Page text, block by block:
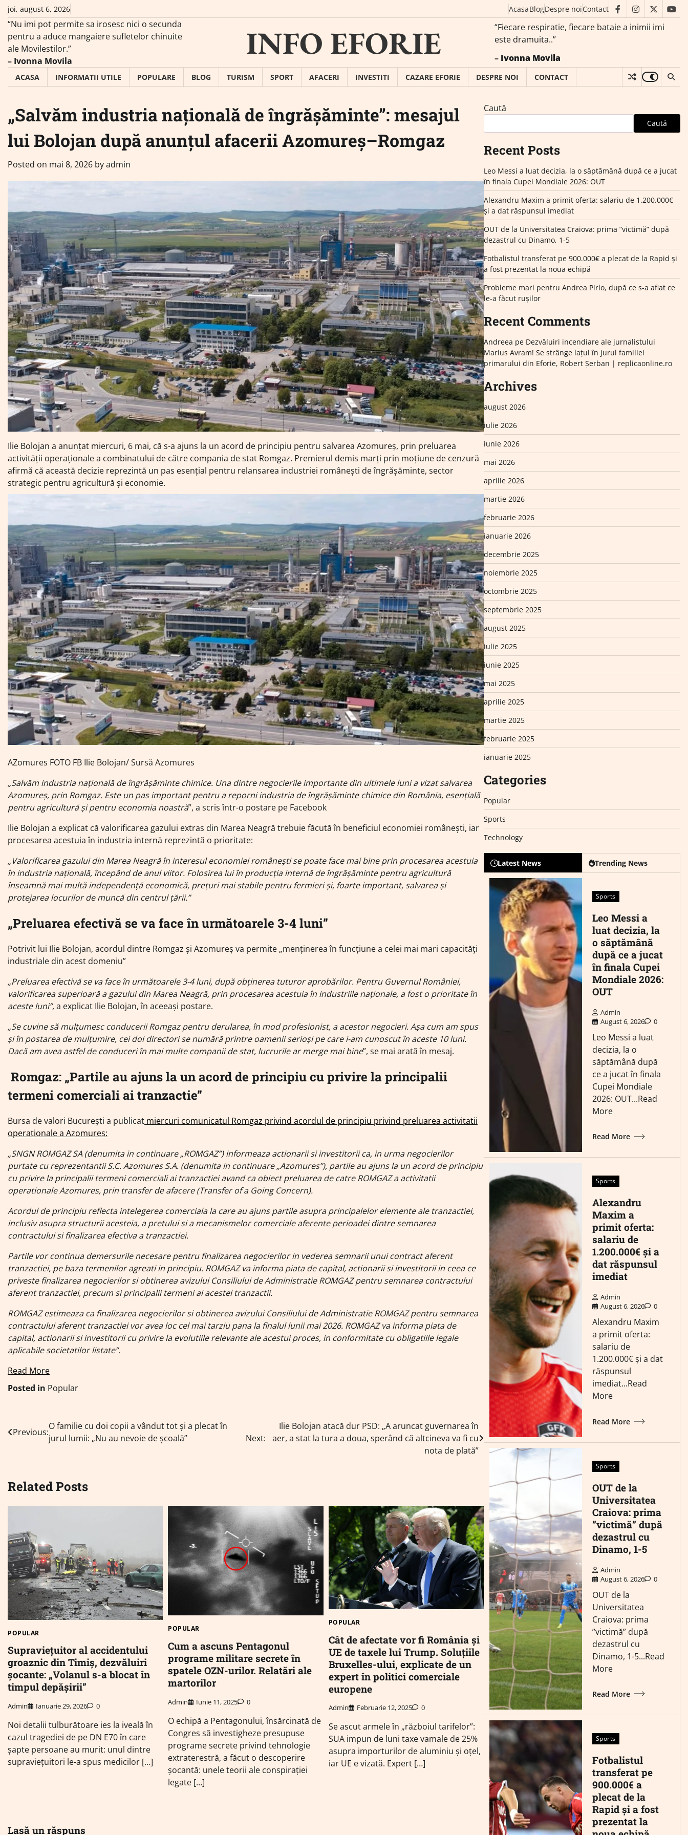
Skip
content
joi, august 6, 2026 AcasaBlogDespre noiContact facebookinstagram
twitter
“Nu imi pot permite sa irosesc nici o secunda
pentru a aduce mangaiere sufletelor chinuite
ale Movilestilor.”
– Ivonna Movila
INFO EFORIE
“Fiecare respiratie, fiecare bataie a inimii imi
este dramuita..”
– Ivonna Movila
ACASA INFORMATII UTILE POPULARE BLOG TURISM SPORT AFACERI INVESTITI CAZARE EFORIE DESPRE NOI CONTACT
„Salvăm industria națională de îngrășăminte”: mesajul
lui Bolojan după anunțul afacerii Azomureș–Romgaz
Posted on mai 8, 2026 byadmin
Ilie Bolojan a anunțat miercuri, 6 mai, că s-a ajuns la un acord de principiu pentru salvarea Azomureș, prin preluarea
activității operaționale a combinatului de către compania de stat Romgaz. Premierul demis marți prin moțiune de cenzură
afirmă că această decizie reprezintă un pas esențial pentru relansarea industriei românești de îngrășăminte, sector
strategic pentru agricultură și economie.
AZomures FOTO FB Ilie Bolojan/ Sursă Azomures
„Salvăm industria națională de îngrășăminte chimice. Una dintre negocierile importante din ultimele luni a vizat salvarea
Azomureș, prin Romgaz. Este un pas important pentru a reporni industria de îngrășăminte chimice din România, esențială
pentru agricultură și pentru economia noastră”, a scris într-o postare pe Facebook
Ilie Bolojan a explicat că valorificarea gazului extras din Marea Neagră trebuie făcută în beneficiul economiei românești, iar
procesarea acestuia în industria internă reprezintă o prioritate:
„Valorificarea gazului din Marea Neagră în interesul economiei românești se poate face mai bine prin procesarea acestuia
în industria națională, începând de anul viitor. Folosirea lui în producția internă de îngrășăminte pentru agricultură
înseamnă mai multă independență economică, prețuri mai stabile pentru fermieri și, foarte important, salvarea și
protejarea locurilor de muncă din centrul țării.”
„Preluarea efectivă se va face în următoarele 3-4 luni”
Potrivit lui Ilie Bolojan, acordul dintre Romgaz și Azomureș va permite „menținerea în funcțiune a celei mai mari capacități
industriale din acest domeniu”
„Preluarea efectivă se va face în următoarele 3-4 luni, după obținerea tuturor aprobărilor. Pentru Guvernul României,
valorificarea superioară a gazului din Marea Neagră, prin procesarea acestuia în industriile naționale, a fost o prioritate în
aceste luni”,a explicat Ilie Bolojan, în aceeași postare.
„Se cuvine să mulțumesc conducerii Romgaz pentru derularea, în mod profesionist, a acestor negocieri. Așa cum am spus
și în postarea de mulțumire, cei doi directori se numără printre oamenii serioși pe care i-am cunoscut în aceste 10 luni.
Dacă am avea astfel de conduceri în mai multe companii de stat, lucrurile ar merge mai bine”, se mai arată în mesaj.
Romgaz: „Partile au ajuns la un acord de principiu cu privire la principalii
termeni comerciali ai tranzactie”
Bursa de valori București a publicat miercuri comunicatul Romgaz privind acordul de principiu privind preluarea activitatii
operationale a Azomures:
„SNGN ROMGAZ SA (denumita in continuare „ROMGAZ”) informeaza actionarii si investitorii ca, in urma negocierilor
purtate cu reprezentantii S.C. Azomures S.A. (denumita in continuare „Azomures”), partile au ajuns la un acord de principiu
cu privire la principalii termeni comerciali ai tranzactiei avand ca obiect preluarea de catre ROMGAZ a activitatii
operationale Azomures, prin transfer de afacere (Transfer of a Going Concern).
Acordul de principiu reflecta intelegerea comerciala la care au ajuns partile asupra principalelor elemente ale tranzactiei,
inclusiv asupra structurii acesteia, a pretului si a mecanismelor comerciale aferente perioadei dintre semnarea
contractului si finalizarea efectiva a tranzactiei.
Partile vor continua demersurile necesare pentru finalizarea negocierilor in vederea semnarii unui contract aferent
tranzactiei, pe baza termenilor agreati in principiu. ROMGAZ va informa piata de capital, actionarii si investitorii in ceea ce
priveste finalizarea negocierilor si obtinerea avizului Consiliului de Administratie ROMGAZ pentru semnarea contractului
aferent tranzactiei, precum si principalii termeni ai acestei tranzactii.
ROMGAZ estimeaza ca finalizarea negocierilor si obtinerea avizului Consiliului de Administratie ROMGAZ pentru semnarea
contractului aferent tranzactiei vor avea loc cel mai tarziu pana la finalul lunii mai 2026. ROMGAZ va informa piata de
capital, actionarii si investitorii cu privire la evolutiile relevante ale acestui proces, in conformitate cu obligatiile legale
aplicabile societatilor listate”.
Read More
Posted in Popular
Navigare
Previous:
O familie cu doi copii a vândut tot și a plecat în
jurul lumii: „Nu au nevoie de școală”
Next:
Ilie Bolojan atacă dur PSD: „A aruncat guvernarea în
aer, a stat la tura a doua, sperând că altcineva va fi cu
nota de plată”
Related Posts
POPULAR
Supraviețuitor al accidentului
groaznic din Timiș, dezvăluiri
șocante: „Volanul s-a blocat în
timpul depășirii”
Admin Ianuarie 29, 2026 0
Noi detalii tulburătoare ies la iveală în
cazul tragediei de pe DN E70 în care
șapte persoane au murit: unul dintre
supraviețuitori le-a spus medicilor […]
POPULAR
Cum a ascuns Pentagonul
programe militare secrete în
spatele OZN-urilor. Relatări ale
martorilor
Admin Iunie 11, 2025 0
O echipă a Pentagonului, însărcinată de
Congres să investigheze presupuse
programe secrete privind tehnologie
extraterestră, a făcut o descoperire
șocantă: unele teorii ale conspirației
legate […]
POPULAR
Cât de afectate vor fi România și
UE de taxele lui Trump. Soluțiile
Bruxelles-ului, explicate de un
expert în politici comerciale
europene
Admin Februarie 12, 2025 0
Se ascut armele în „războiul tarifelor”:
SUA impun de luni taxe vamale de 25%
asupra importurilor de aluminiu și oțel,
iar UE e vizată. Expert […]
Lasă un răspuns
Caută
Caută
Recent Posts
Leo Messi a luat decizia, la o săptămână după ce a jucat
în finala Cupei Mondiale 2026: OUT
Alexandru Maxim a primit oferta: salariu de 1.200.000€
și a dat răspunsul imediat
OUT de la Universitatea Craiova: prima ”victimă” după
dezastrul cu Dinamo, 1-5
Fotbalistul transferat pe 900.000€ a plecat de la Rapid și
a fost prezentat la noua echipă
Probleme mari pentru Andrea Pirlo, după ce s-a aflat ce
le-a făcut rușilor
Recent Comments
Andreea pe Dezvăluiri incendiare ale jurnalistului
Marius Avram! Se strânge lațul în jurul familiei
primarului din Eforie, Robert Șerban | replicaonline.ro
Archives
august 2026
iulie 2026
iunie 2026
mai 2026
aprilie 2026
martie 2026
februarie 2026
ianuarie 2026
decembrie 2025
noiembrie 2025
octombrie 2025
septembrie 2025
august 2025
iulie 2025
iunie 2025
mai 2025
aprilie 2025
martie 2025
februarie 2025
ianuarie 2025
Categories
Popular
Sports
Technology
Latest News Trending News
Sports
Leo Messi a
luat decizia, la
o săptămână
după ce a jucat
în finala Cupei
Mondiale 2026:
OUT
Admin
August 6, 2026
0
Leo Messi a luat
decizia, la o
săptămână după
ce a jucat în finala
Cupei Mondiale
2026: OUT...Read
More
Read More
Sports
Alexandru
Maxim a
primit oferta:
salariu de
1.200.000€ și a
dat răspunsul
imediat
Admin
August 6, 2026
0
Alexandru Maxim
a primit oferta:
salariu de
1.200.000€ și a dat
răspunsul
imediat...Read
More
Read More
Sports
OUT de la
Universitatea
Craiova: prima
”victimă” după
dezastrul cu
Dinamo, 1-5
Admin
August 6, 2026
0
OUT de la
Universitatea
Craiova: prima
”victimă” după
dezastrul cu
Dinamo, 1-5...Read
More
Read More
Sports
Fotbalistul
transferat pe
900.000€ a
plecat de la
Rapid și a fost
prezentat la